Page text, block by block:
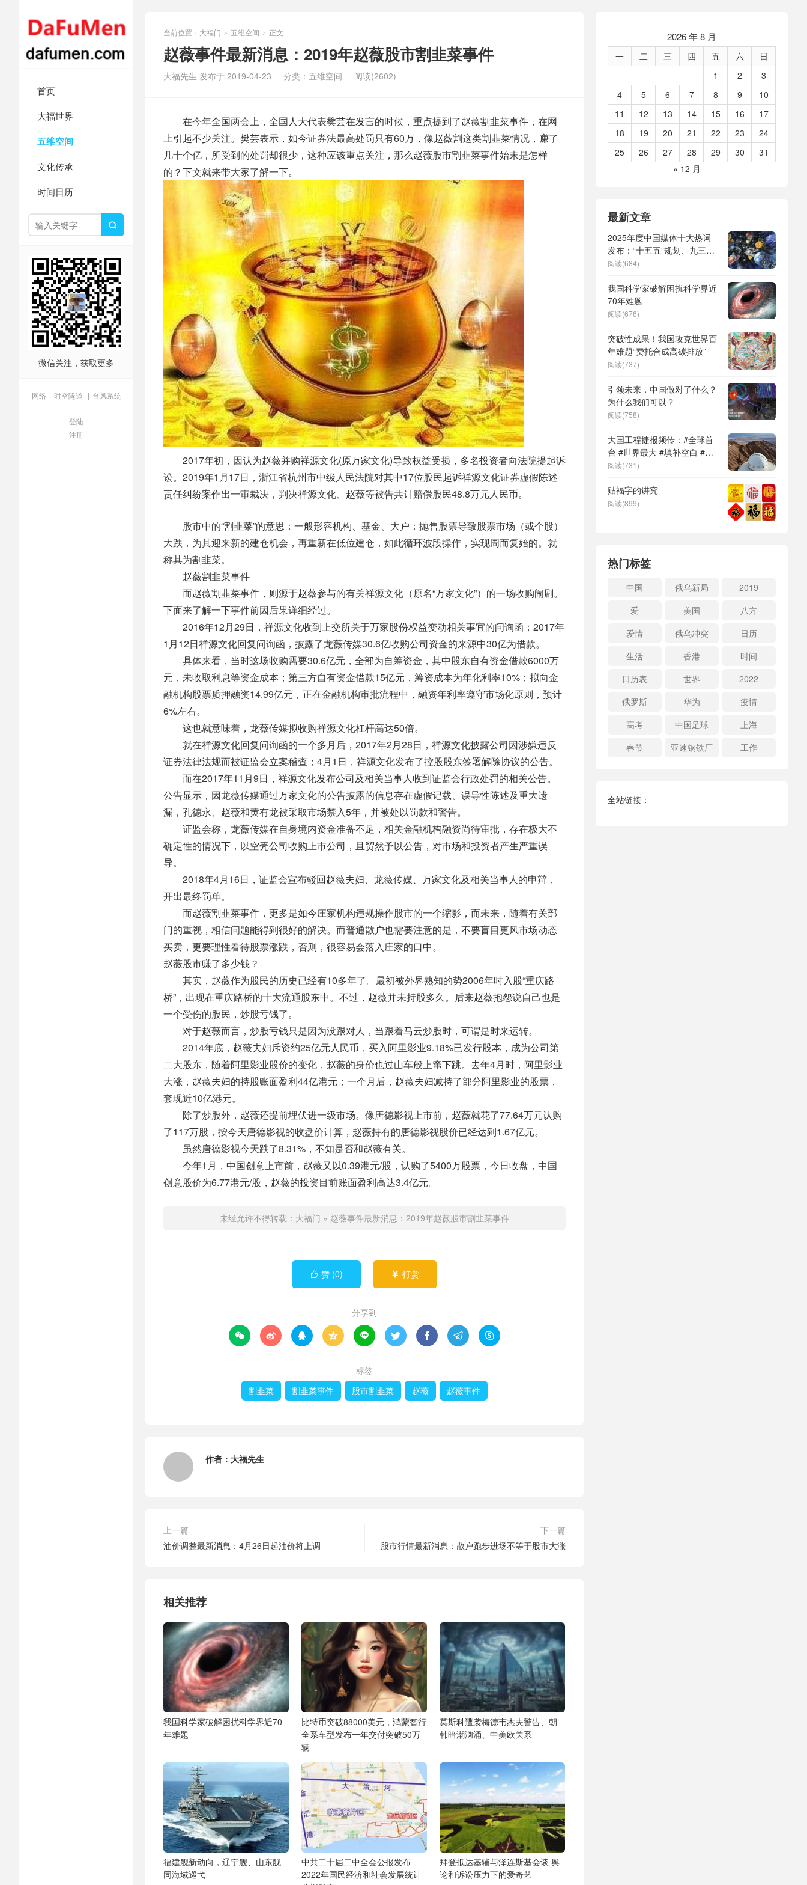
首页
大福世界
五维空间
文化传承
时间日历

微信关注，获取更多
网络 | 时空隧道 | 台风系统
登陆
注册
当前位置： 大福门 > 五维空间 > 正文
赵薇事件最新消息：2019年赵薇股市割韭菜事件
大福先生 发布于 2019-04-23 分类： 五维空间 阅读(2602)
在今年全国两会上，全国人大代表樊芸在发言的时候，重点提到了赵薇割韭菜事件，在网
上引起不少关注。樊芸表示，如今证券法最高处罚只有60万，像赵薇割这类割韭菜情况，赚了
几十个亿，所受到的处罚却很少，这种应该重点关注，那么赵薇股市割韭菜事件始末是怎样
的？下文就来带大家了解一下。
2017年初，因认为赵薇并购祥源文化(原万家文化)导致权益受损，多名投资者向法院提起诉
讼。2019年1月17日，浙江省杭州市中级人民法院对其中17位股民起诉祥源文化证券虚假陈述
责任纠纷案作出一审裁决，判决祥源文化、赵薇等被告共计赔偿股民48.8万元人民币。
股市中的“割韭菜”的意思：一般形容机构、基金、大户：抛售股票导致股票市场（或个股）
大跌，为其迎来新的建仓机会，再重新在低位建仓，如此循环波段操作，实现周而复始的。就
称其为割韭菜。
赵薇割韭菜事件
而赵薇割韭菜事件，则源于赵薇参与的有关祥源文化（原名“万家文化”）的一场收购闹剧。
下面来了解一下事件前因后果详细经过。
2016年12月29日，祥源文化收到上交所关于万家股份权益变动相关事宜的问询函；2017年
1月12日祥源文化回复问询函，披露了龙薇传媒30.6亿收购公司资金的来源中30亿为借款。
具体来看，当时这场收购需要30.6亿元，全部为自筹资金，其中股东自有资金借款6000万
元，未收取利息等资金成本；第三方自有资金借款15亿元，筹资成本为年化利率10%；拟向金
融机构股票质押融资14.99亿元，正在金融机构审批流程中，融资年利率遵守市场化原则，预计
6%左右。
这也就意味着，龙薇传媒拟收购祥源文化杠杆高达50倍。
就在祥源文化回复问询函的一个多月后，2017年2月28日，祥源文化披露公司因涉嫌违反
证券法律法规而被证监会立案稽查；4月1日，祥源文化发布了控股股东签署解除协议的公告。
而在2017年11月9日，祥源文化发布公司及相关当事人收到证监会行政处罚的相关公告。
公告显示，因龙薇传媒通过万家文化的公告披露的信息存在虚假记载、误导性陈述及重大遗
漏，孔德永、赵薇和黄有龙被采取市场禁入5年，并被处以罚款和警告。
证监会称，龙薇传媒在自身境内资金准备不足，相关金融机构融资尚待审批，存在极大不
确定性的情况下，以空壳公司收购上市公司，且贸然予以公告，对市场和投资者产生严重误
导。
2018年4月16日，证监会宣布驳回赵薇夫妇、龙薇传媒、万家文化及相关当事人的申辩，
开出最终罚单。
而赵薇割韭菜事件，更多是如今庄家机构违规操作股市的一个缩影，而未来，随着有关部
门的重视，相信问题能得到很好的解决。而普通散户也需要注意的是，不要盲目更风市场动态
买卖，更要理性看待股票涨跌，否则，很容易会落入庄家的口中。
赵薇股市赚了多少钱？
其实，赵薇作为股民的历史已经有10多年了。最初被外界熟知的势2006年时入股“重庆路
桥”，出现在重庆路桥的十大流通股东中。不过，赵薇并未持股多久。后来赵薇抱怨说自己也是
一个受伤的股民，炒股亏钱了。
对于赵薇而言，炒股亏钱只是因为没跟对人，当跟着马云炒股时，可谓是时来运转。
2014年底，赵薇夫妇斥资约25亿元人民币，买入阿里影业9.18%已发行股本，成为公司第
二大股东，随着阿里影业股价的变化，赵薇的身价也过山车般上窜下跳。去年4月时，阿里影业
大涨，赵薇夫妇的持股账面盈利44亿港元；一个月后，赵薇夫妇减持了部分阿里影业的股票，
套现近10亿港元。
除了炒股外，赵薇还提前埋伏进一级市场。像唐德影视上市前，赵薇就花了77.64万元认购
了117万股，按今天唐德影视的收盘价计算，赵薇持有的唐德影视股价已经达到1.67亿元。
虽然唐德影视今天跌了8.31%，不知是否和赵薇有关。
今年1月，中国创意上市前，赵薇又以0.39港元/股，认购了5400万股票，今日收盘，中国
创意股价为6.77港元/股，赵薇的投资目前账面盈利高达3.4亿元。
未经允许不得转载： 大福门 » 赵薇事件最新消息：2019年赵薇股市割韭菜事件
 赞 (0)  打赏
分享到
        
标签
割韭菜
割韭菜事件 股市割韭菜 赵薇 赵薇事件
作者： 大福先生
上一篇
油价调整最新消息：4月26日起油价将上调
下一篇
股市行情最新消息：散户跑步进场不等于股市大涨
相关推荐
我国科学家破解困扰科学界近70
年难题
比特币突破88000美元，鸿蒙智行
全系车型发布一年交付突破50万
辆
莫斯科遭袭梅德韦杰夫警告、朝
韩暗潮汹涌、中美欧关系
福建舰新动向，辽宁舰、山东舰
同海域巡弋
中共二十届二中全会公报发布
2022年国民经济和社会发展统计
拜登抵达基辅与泽连斯基会谈 舆
论和诉讼压力下的爱奇艺
2026 年 8 月
一 二 三 四 五 六
日
1
2
3
4
5 6 7 8 9
10
11
12 13 14 15 16
17
18
19 20 21 22 23
24
25
26 27 28 29 30
31
« 12 月
最新文章
2025年度中国媒体十大热词
发布：“十五五”规划、九三阅
兵、全球治理倡议、
形机器人、苏超、票根经济、
育儿补贴、科学素养、网络生
态治理
阅读(684)
我国科学家破解困扰科学界近
70年难题
阅读(676)
突破性成果！我国攻克世界百
年难题“费托合成高碳排放”
阅读(737)
引领未来，中国做对了什么？
为什么我们可以？
阅读(758)
大国工程捷报频传：#全球首
台 #世界最大 #填补空白 #突
破关键节点
阅读(731)
贴福字的讲究
阅读(899)
热门标签
中国 俄乌新局
2019
爱
美国
八方
爱情
俄乌冲突
日历
生活
香港
时间
日历表
世界
2022
俄罗斯
华为
疫情
高考
中国足球
上海
春节
亚速钢铁厂 工作
全站链接：